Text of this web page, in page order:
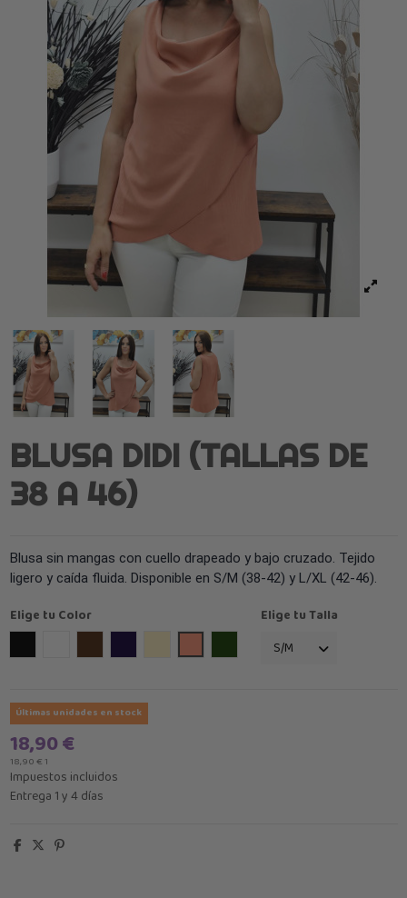
BLUSA DIDI (TALLAS DE
38 A 46)
Blusa sin mangas con cuello drapeado y bajo cruzado. Tejido
ligero y caída fluida. Disponible en S/M (38-42) y L/XL (42-46).
Elige tu Color
verde oliva
Elige tu Talla
Últimas unidades en stock
18,90 €
18,90 € 1
Impuestos incluidos
Entrega 1 y 4 días